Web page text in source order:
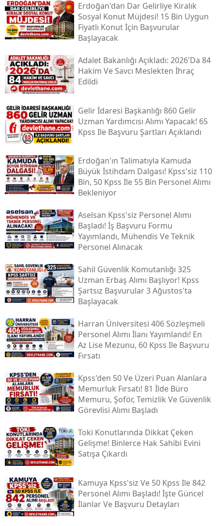
Erdoğan'dan Dar Gelirliye Kiralık
Sosyal Konut Müjdesi! 15 Bin Uygun
Fiyatlı Konut İçin Başvurular
Başlayacak
Adalet Bakanlığı Açıkladı: 2026'da 84
Hakim Ve Savcı Meslekten İhraç
Edildi
Gelir İdaresi Başkanlığı 860 Gelir
Uzman Yardımcısı Alımı Yapacak! 65
Kpss Ile Başvuru Şartları Açıklandı
Erdoğan'ın Talimatıyla Kamuda
Büyük İstihdam Dalgası! Kpss'siz 110
Bin, 50 Kpss Ile 55 Bin Personel Alımı
Bekleniyor
Aselsan Kpss'siz Personel Alımı
Başladı! İş Başvuru Formu
Yayımlandı, Mühendis Ve Teknik
Personel Alınacak
Sahil Güvenlik Komutanlığı 325
Uzman Erbaş Alımı Başlıyor! Kpss
Şartsız Başvurular 3 Ağustos'ta
Başlayacak
Harran Üniversitesi 406 Sözleşmeli
Personel Alımı İlanı Yayımlandı! En
Az Lise Mezunu, 60 Kpss Ile Başvuru
Fırsatı
Kpss'den 50 Ve Üzeri Puan Alanlara
Memurluk Fırsatı! 81 İlde Büro
Memuru, Şoför, Temizlik Ve Güvenlik
Görevlisi Alımı Başladı
Toki̇ Konutlarında Dikkat Çeken
Gelişme! Binlerce Hak Sahibi Evini
Satışa Çıkardı
Kamuya Kpss'siz Ve 50 Kpss Ile 842
Personel Alımı Başladı! İşte Güncel
İlanlar Ve Başvuru Detayları